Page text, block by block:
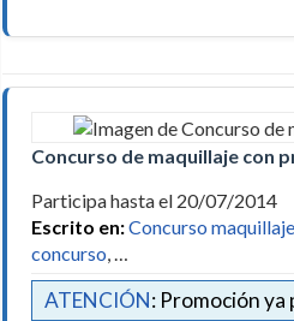
Concurso de maquillaje con
Participa hasta el 20/07/2014
Escrito en:Concurso maquillaje
concurso, …
ATENCIÓN: Promoción ya